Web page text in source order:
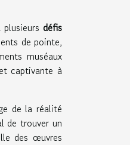
défis
de pointe,
muséaux
captivante à
de la réalité
de trouver un
des œuvres